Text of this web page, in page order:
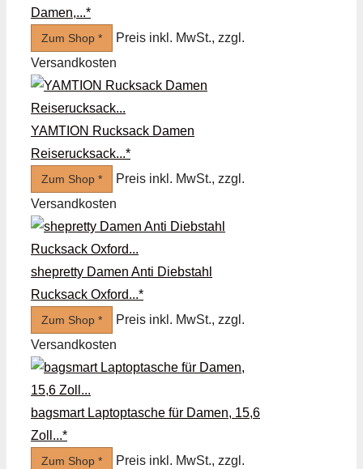
Damen,...*
Zum Shop *
Preis inkl. MwSt., zzgl.
Versandkosten
YAMTION Rucksack Damen
Reiserucksack...*
Zum Shop *
Preis inkl. MwSt., zzgl.
Versandkosten
shepretty Damen Anti Diebstahl
Rucksack Oxford...*
Zum Shop *
Preis inkl. MwSt., zzgl.
Versandkosten
bagsmart Laptoptasche für Damen, 15,6
Zoll...*
Zum Shop *
Preis inkl. MwSt., zzgl.